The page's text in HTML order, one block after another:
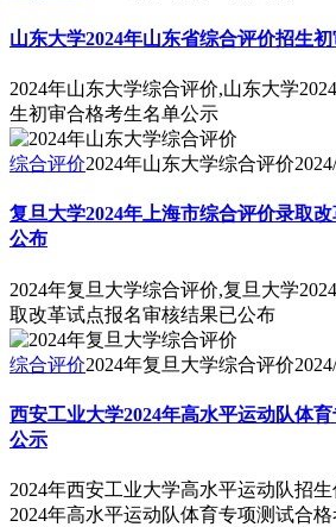
山东大学2024年山东省综合评价招生
2024年山东大学综合评价,山东大学
生初审合格考生名单公示
综合评价2024年山东大学综合评价
复旦大学2024年上海市综合评价录取
公布
2024年复旦大学综合评价,复旦大学
取改革试点报名审核结果已公布
综合评价2024年复旦大学综合评价
西安工业大学2024年高水平运动队体
公示
2024年西安工业大学高水平运动队招
2024年高水平运动队体育专项测试合